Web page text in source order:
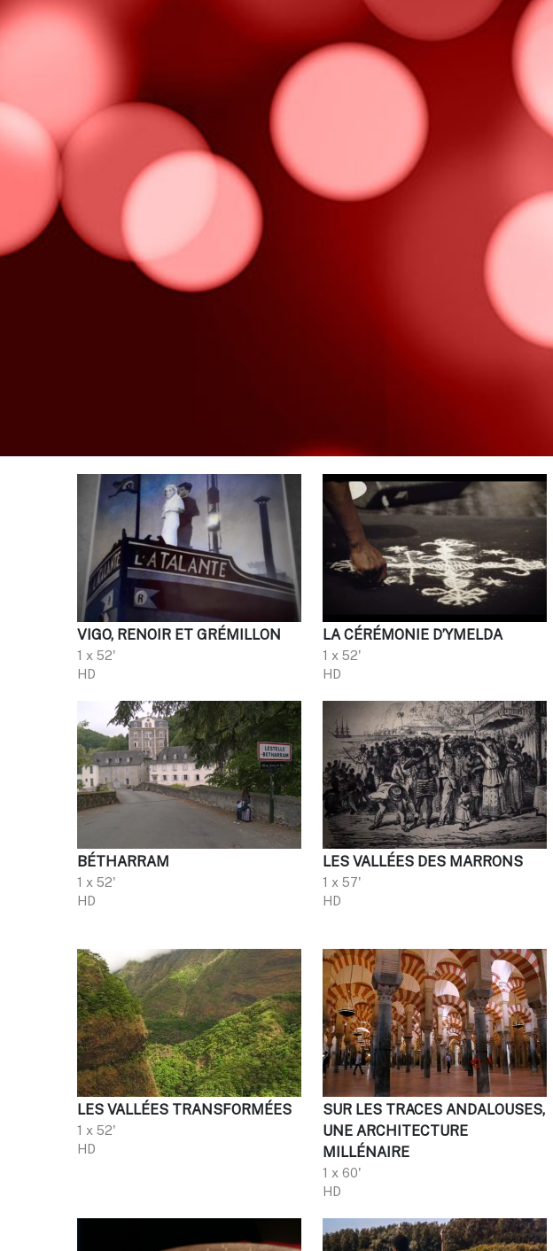
VIGO, RENOIR ET GRÉMILLON
1 x 52'
HD
LA CÉRÉMONIE D’YMELDA
1 x 52'
HD
BÉTHARRAM
1 x 52'
HD
LES VALLÉES DES MARRONS
1 x 57'
HD
LES VALLÉES TRANSFORMÉES
1 x 52'
HD
SUR LES TRACES ANDALOUSES,
UNE ARCHITECTURE
MILLÉNAIRE
1 x 60'
HD